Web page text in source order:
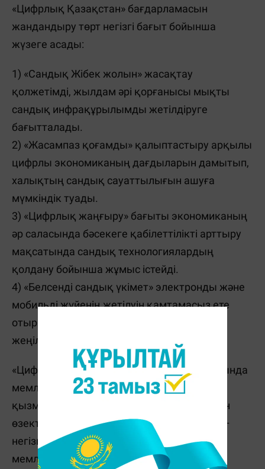
«Цифрлық Қазақстан» бағдарламасын
жандандыру төрт негізгі бағыт бойынша
жүзеге асады:
1) «Сандық Жібек жолын» жасақтау
қолжетімді, жылдам әрі қорғанысы мықты
сандық инфрақұрылымды жетілдіруге
бағытталады.
2) «Жасампаз қоғамды» қалыптастыру арқылы
цифрлы экономиканың дағдыларын дамытып,
халықтың сандық сауаттылығын ашуға
мүмкіндік туады.
3) «Цифрлық жаңғыру» бағыты экономиканың
әр саласында бәсекеге қабілеттілікті арттыру
мақсатында сандық технологиялардың
қолдану бойынша жұмыс істейді.
4) «Белсенді сандық үкімет» электронды және
мобильді жүйенің жетілуін қамтамасыз ете
отырып, мемлекеттік қызметті жолын
жеңілдетуді қарастырады.
«Цифрлық Қазақстан» бағдарламасы аясында
мемлекеттің стратегиялық міндеттері мен
қызметтері айқын. Ең алдымен, еліміз үшін
өзекті әрі маңызды істердің шешімін табу –
негізгі міндеттердің бірі. Соның ішінде,
мемлекеттің басқару тиімділігін өсіру,